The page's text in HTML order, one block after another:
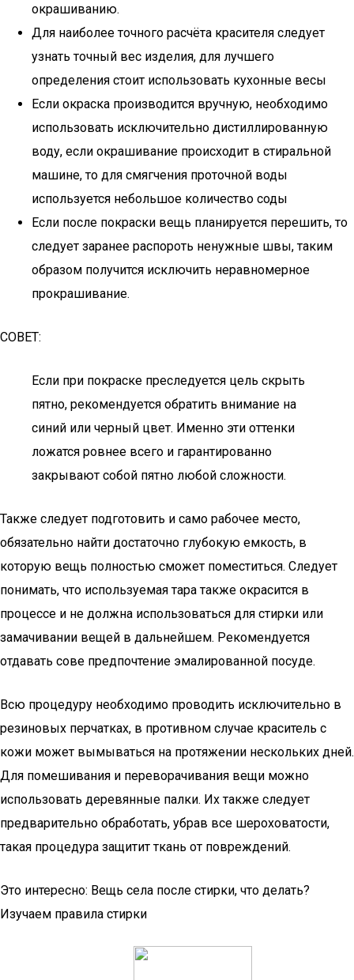
окрашиванию.
Для наиболее точного расчёта красителя следует
узнать точный вес изделия, для лучшего
определения стоит использовать кухонные весы
Если окраска производится вручную, необходимо
использовать исключительно дистиллированную
воду, если окрашивание происходит в стиральной
машине, то для смягчения проточной воды
используется небольшое количество соды
Если после покраски вещь планируется перешить, то
следует заранее распороть ненужные швы, таким
образом получится исключить неравномерное
прокрашивание.
СОВЕТ:
Если при покраске преследуется цель скрыть
пятно, рекомендуется обратить внимание на
синий или черный цвет. Именно эти оттенки
ложатся ровнее всего и гарантированно
закрывают собой пятно любой сложности.
Также следует подготовить и само рабочее место,
обязательно найти достаточно глубокую емкость, в
которую вещь полностью сможет поместиться. Следует
понимать, что используемая тара также окрасится в
процессе и не должна использоваться для стирки или
замачивании вещей в дальнейшем. Рекомендуется
отдавать сове предпочтение эмалированной посуде.
Всю процедуру необходимо проводить исключительно в
резиновых перчатках, в противном случае краситель с
кожи может вымываться на протяжении нескольких дней.
Для помешивания и переворачивания вещи можно
использовать деревянные палки. Их также следует
предварительно обработать, убрав все шероховатости,
такая процедура защитит ткань от повреждений.
Это интересно: Вещь села после стирки, что делать?
Изучаем правила стирки